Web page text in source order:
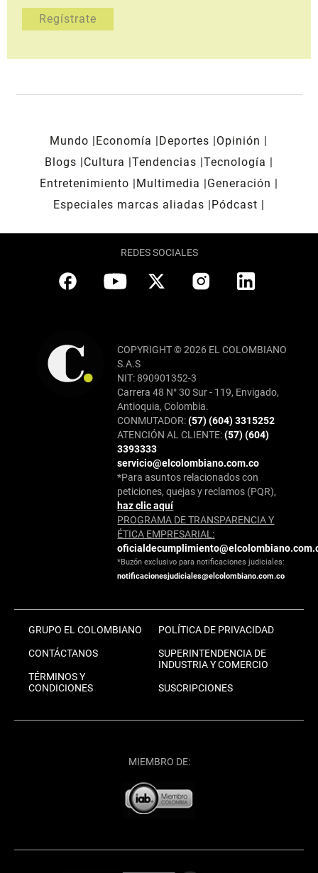
Mundo Economía Deportes
Opinión
Blogs
Cultura Tendencias Tecnología
Entretenimiento
Multimedia
Generación
Especiales marcas aliadas
Pódcast
REDES SOCIALES
COPYRIGHT © 2026 EL COLOMBIANO
S.A.S
NIT: 890901352-3
Carrera 48 N° 30 Sur - 119, Envigado,
Antioquia, Colombia.
CONMUTADOR:(57) (604) 3315252
ATENCIÓN AL CLIENTE:(57) (604)
3393333
servicio@elcolombiano.com.co
*Para asuntos relacionados con
peticiones, quejas y reclamos (PQR),
haz clic aquí
PROGRAMA DE TRANSPARENCIA Y
ÉTICA EMPRESARIAL:
*Buzón exclusivo para notificaciones judiciales:
notificacionesjudiciales@elcolombiano.com.co
GRUPO EL COLOMBIANO
CONTÁCTANOS
TÉRMINOS Y
CONDICIONES
POLÍTICA DE PRIVACIDAD
SUPERINTENDENCIA DE
INDUSTRIA Y COMERCIO
SUSCRIPCIONES
MIEMBRO DE: